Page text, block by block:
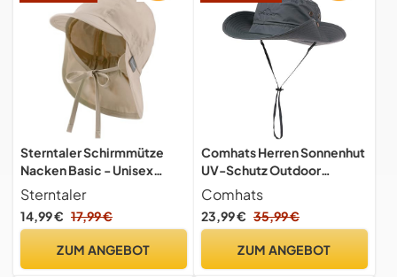
Sterntaler Schirmmütze
Nacken Basic - Unisex
Baby- und Kinder Mütze mit
Nackenschutz,
Ohrenklappen und
50+ Hut aus Popeline (Bio) -
Sterntaler
14,99 € 17,99 €
ZUM ANGEBOT
Comhats Herren Sonnenhut
UV-Schutz Outdoor
Fischerhut Bucket Safari
Faltbarer Wanderhut Unisex
Sommer Buschhut Hiking
Wasserdicht Dunkelgrau
Comhats
23,99 € 35,99 €
ZUM ANGEBOT